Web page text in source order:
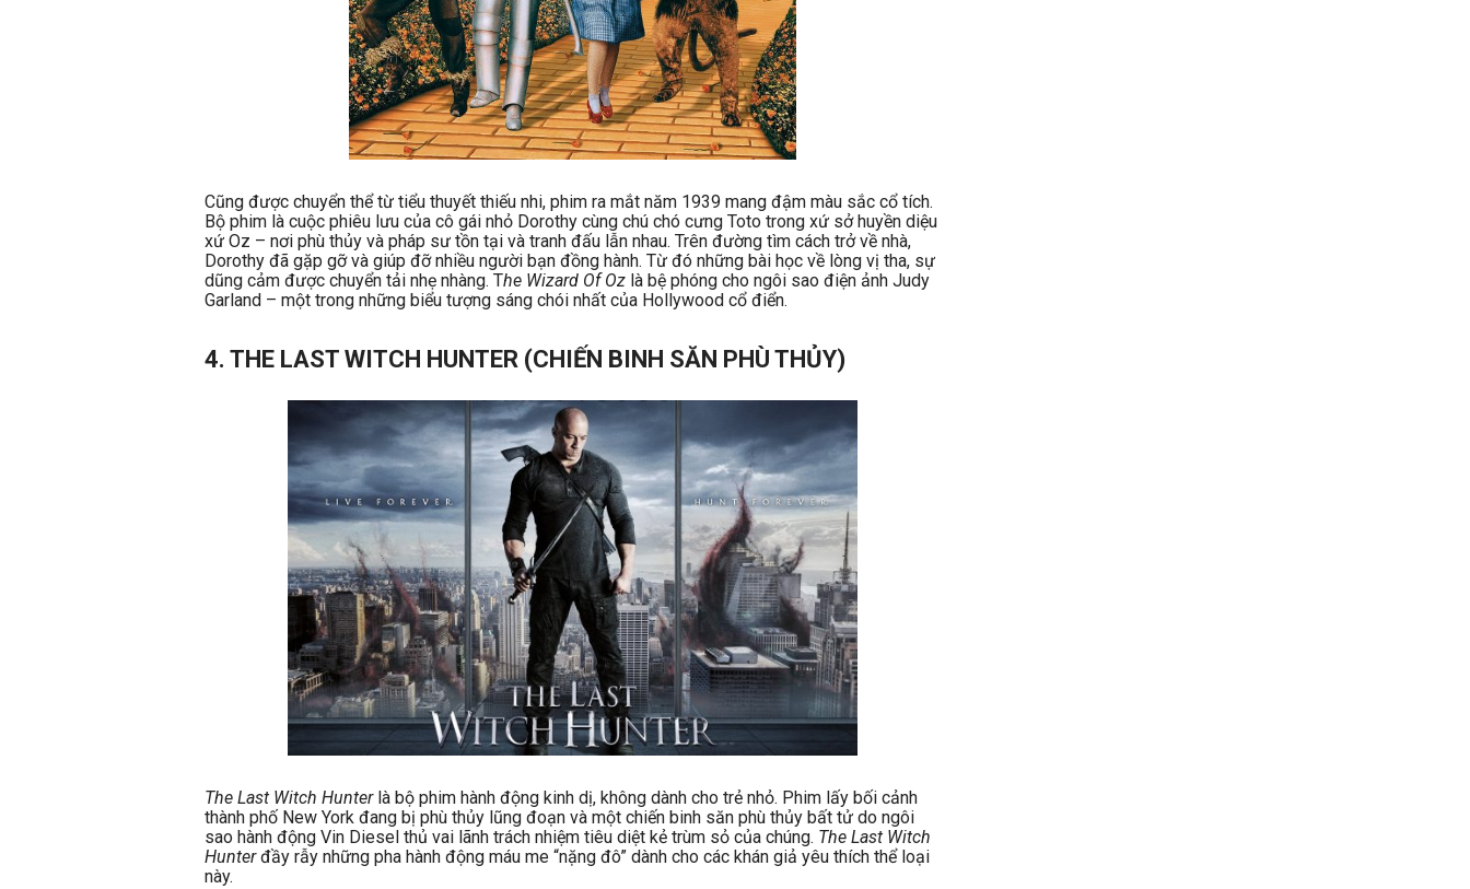
Cũng được chuyển thể từ tiểu thuyết thiếu nhi, phim ra mắt năm 1939 mang đậm màu sắc cổ tích.
Bộ phim là cuộc phiêu lưu của cô gái nhỏ Dorothy cùng chú chó cưng Toto trong xứ sở huyền diệu
xứ Oz – nơi phù thủy và pháp sư tồn tại và tranh đấu lẫn nhau. Trên đường tìm cách trở về nhà,
Dorothy đã gặp gỡ và giúp đỡ nhiều người bạn đồng hành. Từ đó những bài học về lòng vị tha, sự
dũng cảm được chuyển tải nhẹ nhàng. The Wizard Of Oz là bệ phóng cho ngôi sao điện ảnh Judy
Garland – một trong những biểu tượng sáng chói nhất của Hollywood cổ điển.
4. THE LAST WITCH HUNTER (CHIẾN BINH SĂN PHÙ THỦY)
The Last Witch Hunterlà bộ phim hành động kinh dị, không dành cho trẻ nhỏ. Phim lấy bối cảnh
thành phố New York đang bị phù thủy lũng đoạn và một chiến binh săn phù thủy bất tử do ngôi
sao hành động Vin Diesel thủ vai lãnh trách nhiệm tiêu diệt kẻ trùm sỏ của chúng. The Last Witch
Hunterđầy rẫy những pha hành động máu me “nặng đô” dành cho các khán giả yêu thích thể loại
này.